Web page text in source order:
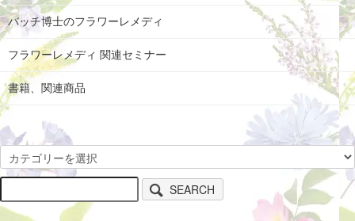
バッチ博士のフラワーレメディ
フラワーレメディ 関連セミナー
書籍、関連商品
SEARCH